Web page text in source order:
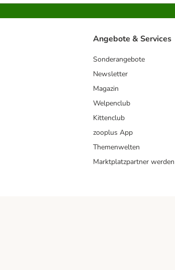
Angebote & Services
Sonderangebote
Newsletter
Magazin
Welpenclub
Kittenclub
zooplus App
Themenwelten
Marktplatzpartner werden